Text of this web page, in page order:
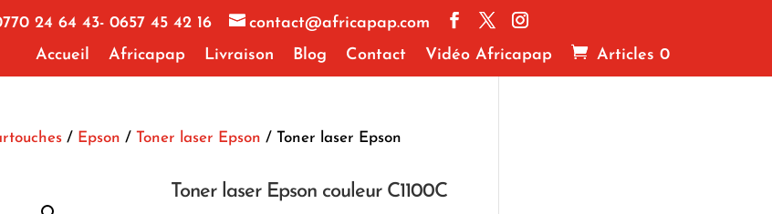
24 64 43- 0657 45 42 16
contact@africapap.com
Accueil
Africapap Livraison Blog Contact Vidéo Africapap Articles 0
/ Epson / Toner laser Epson / Toner laser Epson
Toner laser Epson couleur C1100C